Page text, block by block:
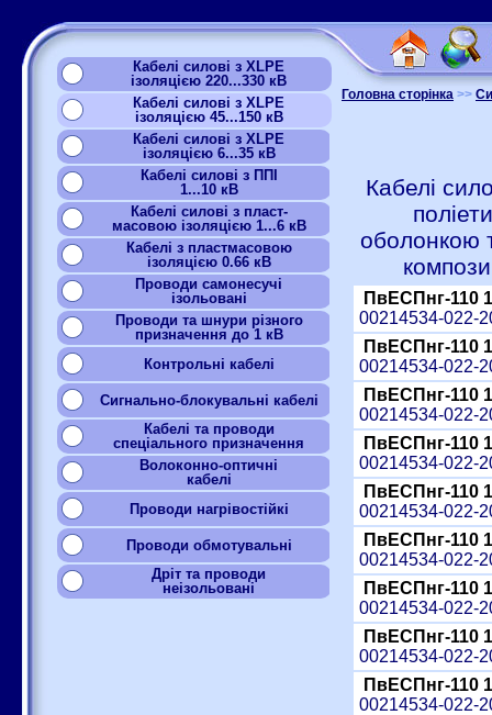
Кабелі силові з XLPE
ізоляцією 220...330 кВ
Кабелі силові з XLPE
ізоляцією 45...150 кВ
Кабелі силові з XLPE
ізоляцією 6...35 кВ
Кабелі силові з ППІ
1...10 кВ
Кабелі силові з пласт-
масовою ізоляцією 1...6 кВ
Кабелі з пластмасовою
ізоляцією 0.66 кВ
Проводи самонесучі
ізольовані
Проводи та шнури різного
призначення до 1 кВ
Контрольні кабелі
Сигнально-блокувальні кабелі
Кабелі та проводи
спеціального призначення
Волоконно-оптичні
кабелі
Проводи нагрівостійкі
Проводи обмотувальні
Дріт та проводи
неізольовані
Головна сторінка >>
Кабелі
оболонкою
ПвЕСПнг-110
00214534-022-
ПвЕСПнг-110
00214534-022-
ПвЕСПнг-110
00214534-022-
ПвЕСПнг-110
00214534-022-
ПвЕСПнг-110
00214534-022-
ПвЕСПнг-110
00214534-022-
ПвЕСПнг-110
00214534-022-
ПвЕСПнг-110
00214534-022-
ПвЕСПнг-110
00214534-022-